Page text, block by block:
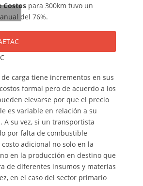
Costos para 300km tuvo un
del 76%.
carga tiene incrementos en sus
formal pero de acuerdo a los
elevarse por que el precio
es variable en relación a su
A su vez, si un transportista
por falta de combustible
adicional no solo en la
en la producción en destino que
de diferentes insumos y materias
en el caso del sector primario